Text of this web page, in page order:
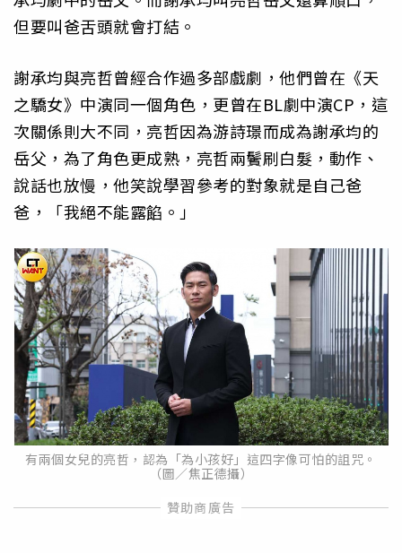
但要叫爸舌頭就會打結。
謝承均與亮哲曾經合作過多部戲劇，他們曾在《天
之驕女》中演同一個角色，更曾在BL劇中演CP，這
次關係則大不同，亮哲因為游詩璟而成為謝承均的
岳父，為了角色更成熟，亮哲兩鬢刷白髮，動作、
說話也放慢，他笑說學習參考的對象就是自己爸
爸，「我絕不能露餡。」
有兩個女兒的亮哲，認為「為小孩好」這四字像可怕的詛咒。
（圖／焦正德攝）